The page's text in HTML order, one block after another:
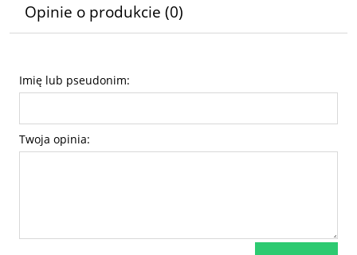
Opinie o produkcie (0)
Imię lub pseudonim:
Twoja opinia: